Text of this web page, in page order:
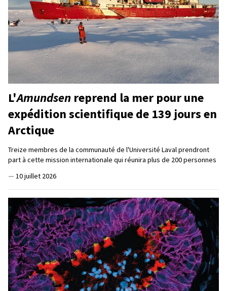
L'Amundsen reprend la mer pour une
expédition scientifique de 139 jours en
Arctique
Treize membres de la communauté de l'Université Laval prendront
part à cette mission internationale qui réunira plus de 200 personnes
— 10 juillet 2026